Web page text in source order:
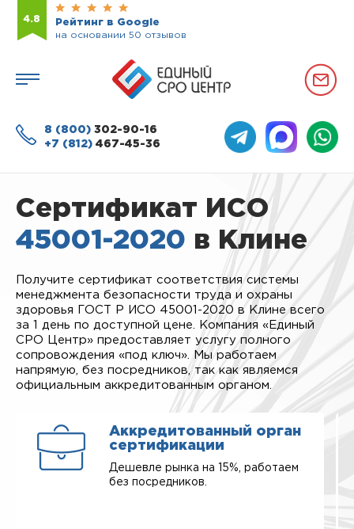
4.8
Рейтинг в Google
на основании 50 отзывов
8 (800) 302-90-16
+7 (812) 467-45-36
Сертификат ИСО
45001-2020 в Клине
Получите сертификат соответствия системы
менеджмента безопасности труда и охраны
здоровья ГОСТ Р ИСО 45001-2020 в Клине всего
за 1 день по доступной цене. Компания «Единый
СРО Центр» предоставляет услугу полного
сопровождения «под ключ». Мы работаем
напрямую, без посредников, так как являемся
официальным аккредитованным органом.
Аккредитованный орган
сертификации
Дешевле рынка на 15%, работаем
без посредников.